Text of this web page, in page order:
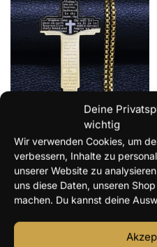
Deine
wichtig
Wir verwenden Cookies, um
verbessern, Inhalte zu
unserer Website zu
uns diese Daten, unseren
machen. Du kannst deine
CHRISTLICHE DAMEN KETTEN &
ANHÄNGER – SCHMUCK MIT
GLAUBEN,CHRISTLICHE
UNISEX,CHRISTLICHE HALSKETTEN
& ANHÄNGER FÜR HERREN
Vaterunser Kette mit
Kreuzanhänger für Herren &
Damen